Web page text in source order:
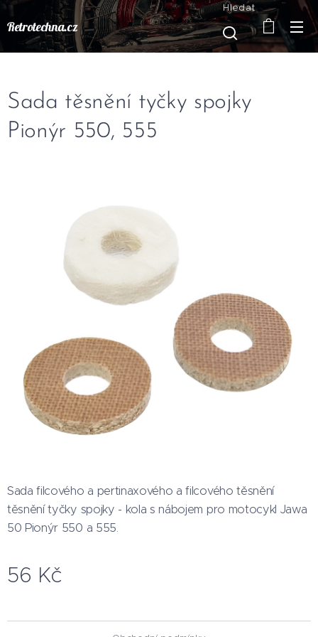
Retrotechna.cz
Hledat
Sada těsnění tyčky spojky
Pionýr 550, 555
Sada filcového a pertinaxového a filcového těsnění
těsnění tyčky spojky - kola s nábojem pro motocykl Jawa
50 Pionýr 550 a 555.
56 Kč